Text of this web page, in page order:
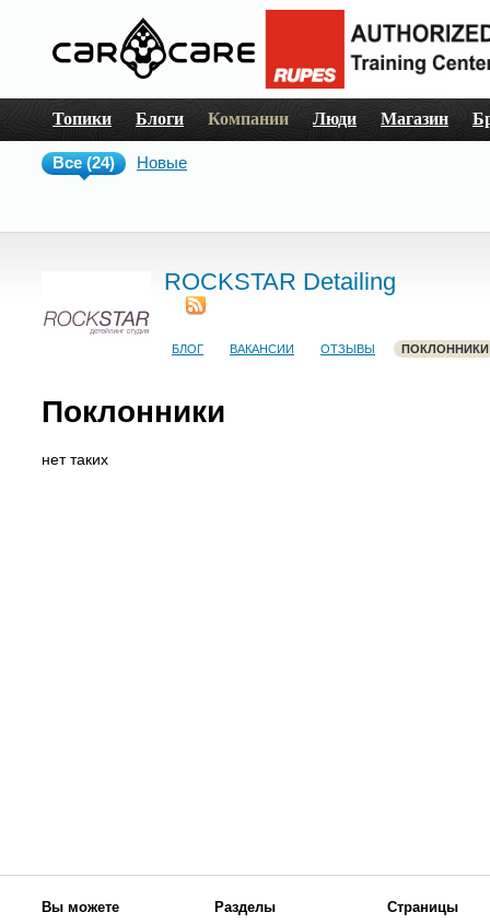
Топики Блоги Компании Люди Магазин
Все (24) Новые
ROCKSTAR Detailing
БЛОГ ВАКАНСИИ ОТЗЫВЫ ПОКЛОННИКИ
Поклонники
нет таких
Вы можете
Разделы
Страницы